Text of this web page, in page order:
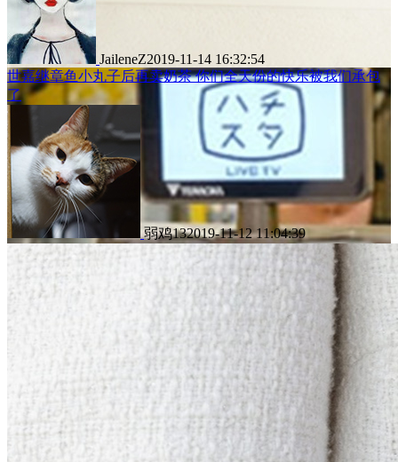
JaileneZ2019-11-14 16:32:54
世嘉继章鱼小丸子后再卖奶茶 你们全天份的快乐被我们承包
了
弱鸡132019-11-12 11:04:39